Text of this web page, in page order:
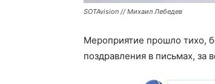
SOTAvision // Михаил Лебедев
Мероприятие прошло тихо,
поздравления в письмах, за